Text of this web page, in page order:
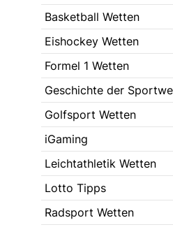
Basketball Wetten
Eishockey Wetten
Formel 1 Wetten
Geschichte der
Golfsport Wetten
iGaming
Leichtathletik Wetten
Lotto Tipps
Radsport Wetten